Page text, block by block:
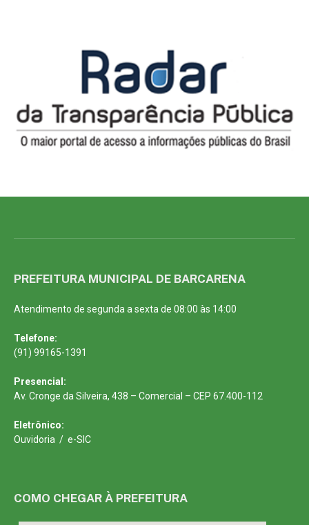
PREFEITURA MUNICIPAL DE BARCARENA
Atendimento de segunda a sexta de 08:00 às 14:00
Telefone:
(91) 99165-1391
Presencial:
Av. Cronge da Silveira, 438 – Comercial – CEP 67.400-112
Eletrônico:
Ouvidoria / e-SIC
COMO CHEGAR À PREFEITURA